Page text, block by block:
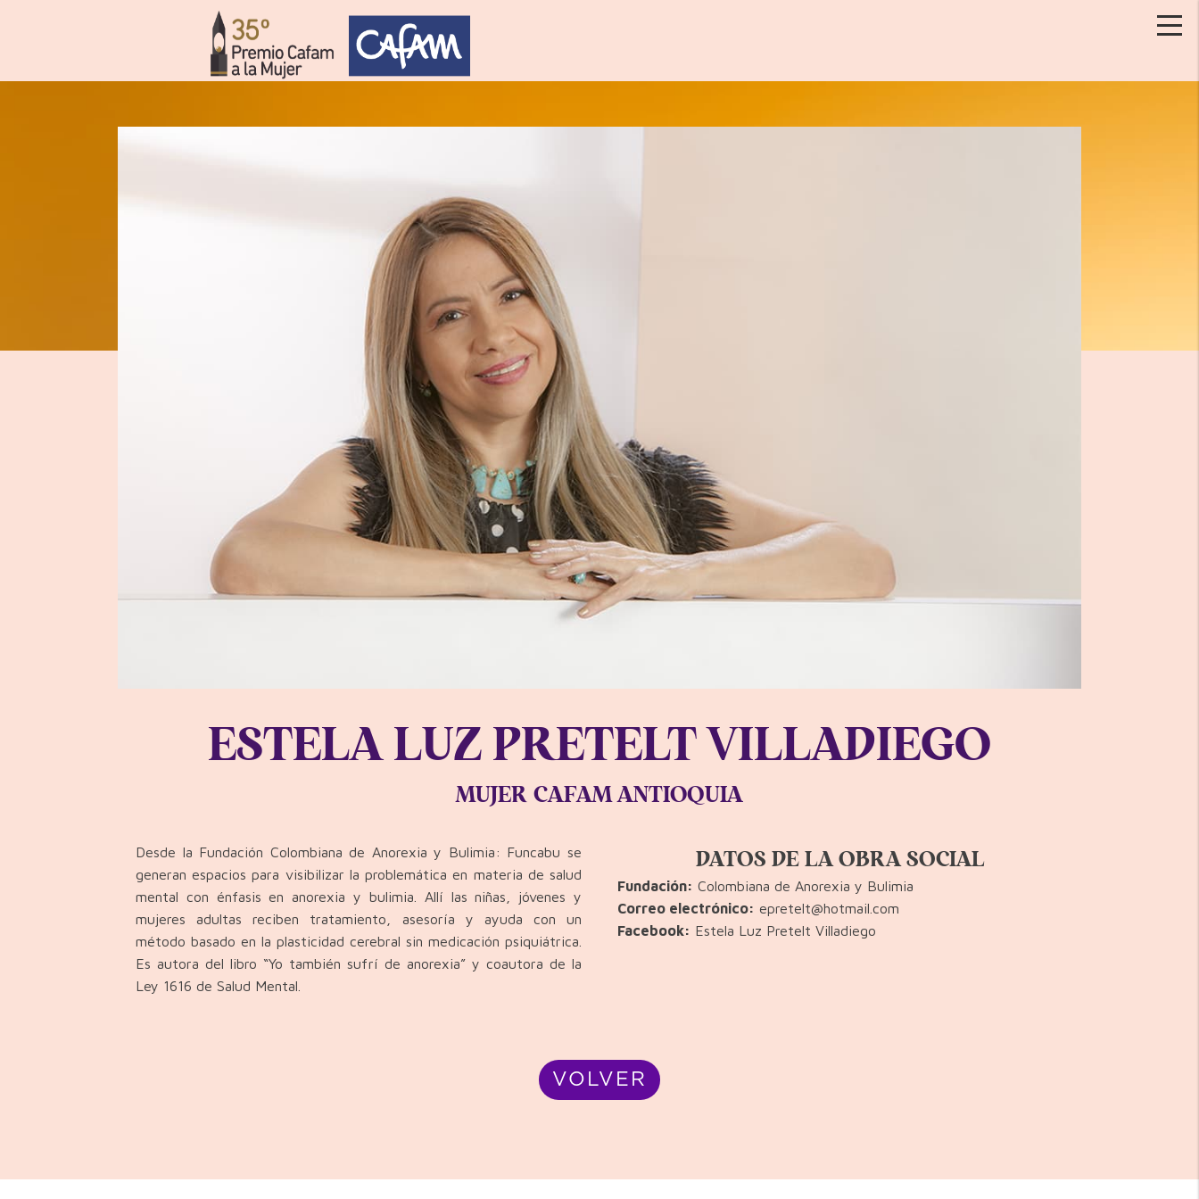
ESTELA LUZ PRETELT VILLADIEGO
MUJER CAFAM ANTIOQUIA
Desde la Fundación Colombiana de Anorexia y Bulimia: Funcabu se
generan espacios para visibilizar la problemática en materia de salud
mental con énfasis en anorexia y bulimia. Allí las niñas, jóvenes y
mujeres adultas reciben tratamiento, asesoría y ayuda con un
método basado en la plasticidad cerebral sin medicación psiquiátrica.
Es autora del libro “Yo también sufrí de anorexia” y coautora de la
Ley 1616 de Salud Mental.
DATOS DE LA OBRA SOCIAL
Fundación: Colombiana de Anorexia y Bulimia
Correo electrónico: epretelt@hotmail.com
Facebook: Estela Luz Pretelt Villadiego
VOLVER